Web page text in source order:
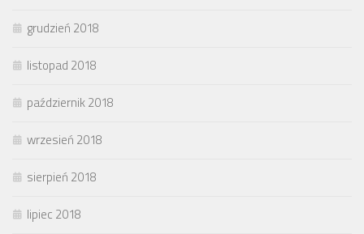
grudzień 2018
listopad 2018
październik 2018
wrzesień 2018
sierpień 2018
lipiec 2018